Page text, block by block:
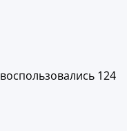
воспользовались 124